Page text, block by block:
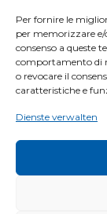
Per fornire le
per memorizzare e/
consenso a queste
comportamento di
o revocare il
caratteristiche e
Dienste verwalten
Tel.+39 0471
Social